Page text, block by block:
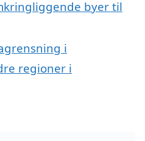
byer til
i
regioner i